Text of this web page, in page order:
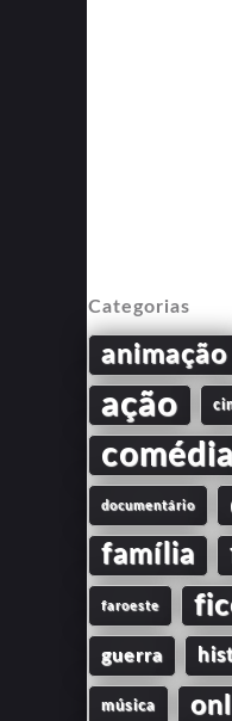
Categorias
animação
ação
comédia
documentário
família
faroeste
guerra
música